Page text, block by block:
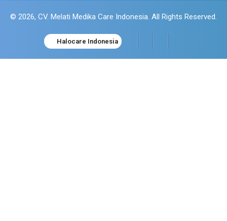
© 2026, CV. Melati Medika Care Indonesia. All Rights Reserved.
Halocare Indonesia